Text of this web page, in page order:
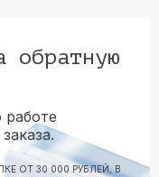
обратную
работе
ОТ 30 000 РУБЛЕЙ, В